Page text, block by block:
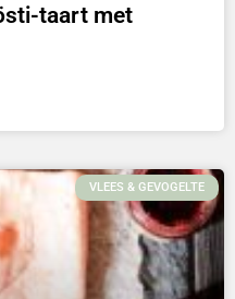
taart met
VLEES & GEVOGELTE